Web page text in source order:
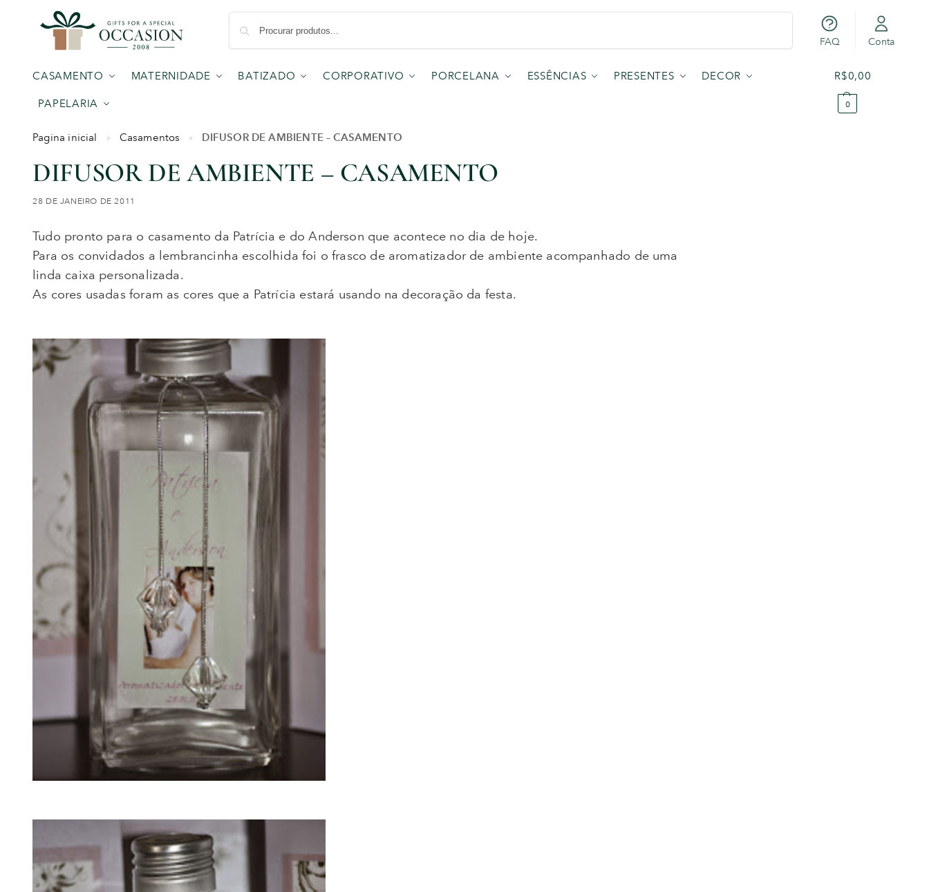
FAQ Conta
CASAMENTO MATERNIDADE BATIZADO CORPORATIVO PORCELANA ESSÊNCIAS PRESENTES DECOR
PAPELARIA
R$0,00
0
Pagina inicial » Casamentos » DIFUSOR DE AMBIENTE – CASAMENTO
DIFUSOR DE AMBIENTE – CASAMENTO
28 DE JANEIRO DE 2011
Tudo pronto para o casamento da Patrícia e do Anderson que acontece no dia de hoje.
Para os convidados a lembrancinha escolhida foi o frasco de aromatizador de ambiente acompanhado de uma
linda caixa personalizada.
As cores usadas foram as cores que a Patrícia estará usando na decoração da festa.